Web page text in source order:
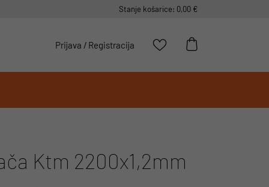
Stanje košarice: 0,00 €
Prijava / Registracija
Ktm 2200x1,2mm